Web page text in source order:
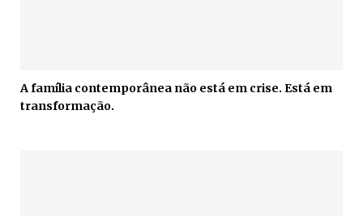
A família contemporânea não está em crise. Está em
transformação.